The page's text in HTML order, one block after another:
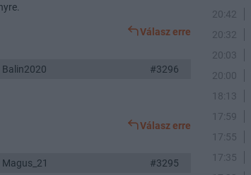
Válasz erre
Balin2020 #3296
Válasz erre
#3295
20:42
20:32
20:03
20:00
18:13
17:59
17:55
17:35